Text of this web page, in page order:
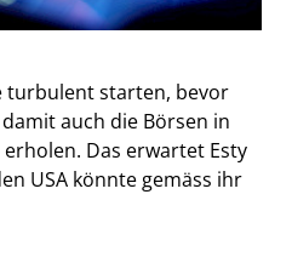
turbulent starten, bevor
auch die Börsen in
Das erwartet Esty
USA könnte gemäss ihr